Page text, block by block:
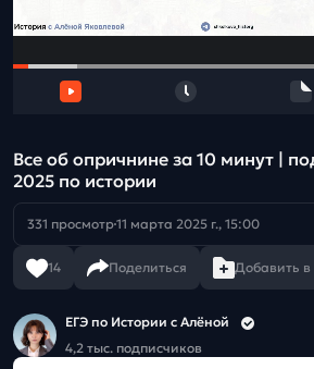
и
Все об опричнине за 10 минут |
2025 по истории
331 просмотр11 марта 2025 г., 15:00
14 Поделиться Добавить в
ЕГЭ по Истории с Алёной
4,2 тыс. подписчиков